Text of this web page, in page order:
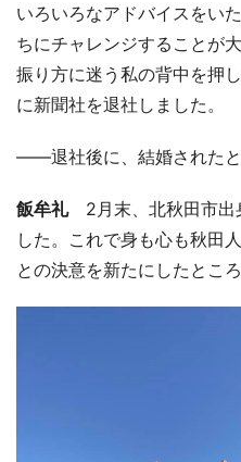
いろいろなアドバイスをい
ちにチャレンジすることが
振り方に迷う私の背中を押
に新聞社を退社しました。
――退社後に、結婚されたと
飯牟礼2月末、北秋田市出
した。これで身も心も秋田
との決意を新たにしたところ